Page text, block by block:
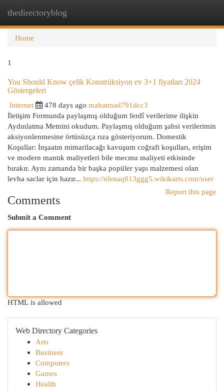
thedirectoryblog
Home
1
You Should Know çelik Konstrüksiyon ev 3+1 fiyatları 2024
Göstergeleri
Internet
478 days ago mahatmad791dcc3
İletişim Formunda paylaşmış olduğum ferdî verilerime ilişkin
Aydınlatma Metnini okudum. Paylaşmış olduğum şahsi verilerimin
aksiyonlenmesine örtüsüzça rıza gösteriyorum. Domestik
Koşullar: İnşaatın mimarilacağı kavuşum coğrafi koşulları, erişim
ve modern mantık maliyetleri bile mecmu maliyeti etkisinde
bırakır. Aynı zamanda bir başka popüler yapı malzemesi olan
levha saclar için hazır... https://elenaq013ggg5.wikikarts.com/user
Report this page
Comments
Submit a Comment
HTML is allowed
Web Directory Categories
Arts
Business
Computers
Games
Health